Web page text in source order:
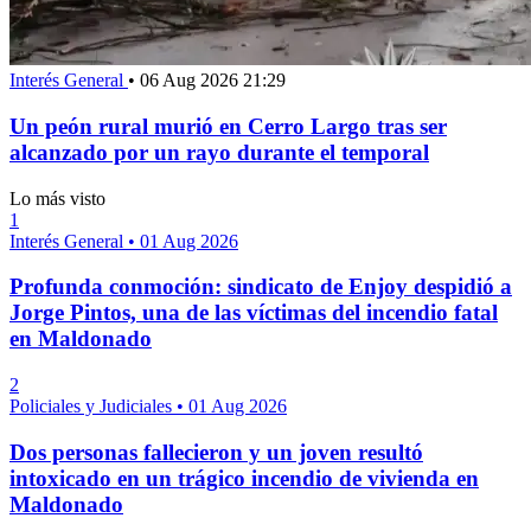
Interés General • 06 Aug 2026 21:29
Un peón rural murió en Cerro Largo tras ser
alcanzado por un rayo durante el temporal
Lo más visto
1
Interés General • 01 Aug 2026
Profunda conmoción: sindicato de Enjoy despidió a
Jorge Pintos, una de las víctimas del incendio fatal
en Maldonado
2
Policiales y Judiciales • 01 Aug 2026
Dos personas fallecieron y un joven resultó
intoxicado en un trágico incendio de vivienda en
Maldonado